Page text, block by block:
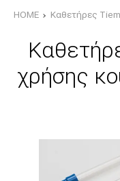
HOME Καθετήρες
χρήσης